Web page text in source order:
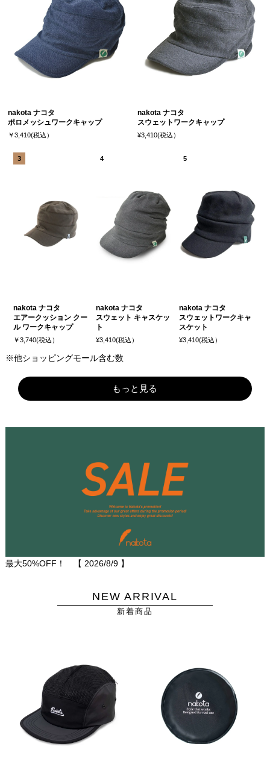
nakota ナコタ
ポロメッシュワークキャップ
￥3,410(税込）
nakota ナコタ
スウェットワークキャップ
¥3,410(税込）
nakota ナコタ
エアークッション クー
ル ワークキャップ
￥3,740(税込）
nakota ナコタ
スウェット キャスケッ
ト
¥3,410(税込）
nakota ナコタ
スウェットワークキャ
スケット
¥3,410(税込）
※他ショッピングモール含む数
もっと見る
最大50%OFF！ 【 2026/8/9】
NEW ARRIVAL
新着商品